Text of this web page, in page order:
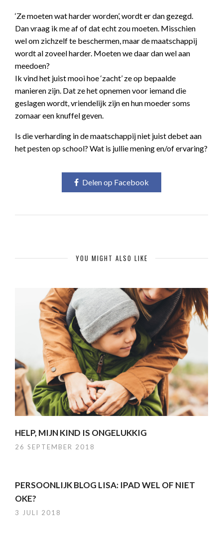
‘Ze moeten wat harder worden’, wordt er dan gezegd.
Dan vraag ik me af of dat echt zou moeten. Misschien
wel om zichzelf te beschermen, maar de maatschappij
wordt al zoveel harder. Moeten we daar dan wel aan
meedoen?
Ik vind het juist mooi hoe ‘zacht’ ze op bepaalde
manieren zijn. Dat ze het opnemen voor iemand die
geslagen wordt, vriendelijk zijn en hun moeder soms
zomaar een knuffel geven.
Is die verharding in de maatschappij niet juist debet aan
het pesten op school? Wat is jullie mening en/of ervaring?
Delen op Facebook
YOU MIGHT ALSO LIKE
HELP, MIJN KIND IS ONGELUKKIG
26 SEPTEMBER 2018
PERSOONLIJK BLOG LISA: IPAD WEL OF NIET
OKE?
3 JULI 2018